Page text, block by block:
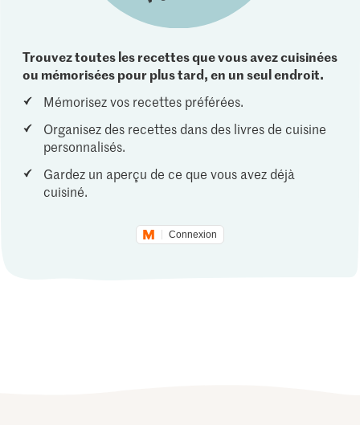
Trouvez toutes les recettes que vous avez cuisinées
ou mémorisées pour plus tard, en un seul endroit.
Mémorisez vos recettes préférées.
Organisez des recettes dans des livres de cuisine
personnalisés.
Gardez un aperçu de ce que vous avez déjà
cuisiné.
Connexion